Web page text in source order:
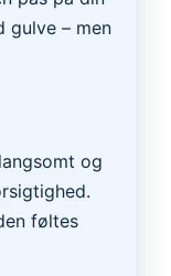
gulve – men
og
føltes